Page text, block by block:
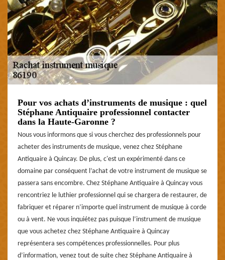
Pour vos achats d’instruments de musique : quel
Stéphane Antiquaire professionnel contacter
dans la Haute-Garonne ?
Nous vous informons que si vous cherchez des professionnels pour
acheter des instruments de musique, venez chez Stéphane
Antiquaire à Quincay. De plus, c'est un expérimenté dans ce
domaine par conséquent l’achat de votre instrument de musique se
passera sans encombre. Chez Stéphane Antiquaire à Quincay vous
rencontriez le luthier professionnel qui se chargera de restaurer, de
fabriquer et réparer n’importe quel instrument de musique à corde
ou à vent. Ne vous inquiétez pas puisque l’instrument de musique
que vous achetez chez Stéphane Antiquaire à Quincay
représentera ses compétences professionnelles. Pour plus
d’information, venez tout de suite chez Stéphane Antiquaire à